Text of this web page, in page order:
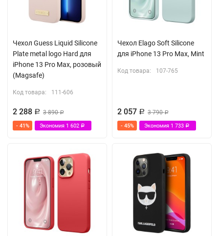
Чехол Guess Liquid Silicone
Plate metal logo Hard для
iPhone 13 Pro Max, розовый
(Magsafe)
Код товара: 111-606
2 288 Р 3 890Р
- 41% Экономия 1 602 Р
Чехол Elago Soft Silicone
для iPhone 13 Pro Max, Mint
Код товара: 107-765
2 057 Р 3 790Р
- 45% Экономия 1 733 Р